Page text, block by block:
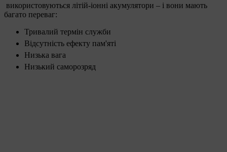
використовуються літій-іонні акумулятори – і вони мають
багато переваг:
Тривалий термін служби
Відсутність ефекту пам'яті
Низька вага
Низький саморозряд